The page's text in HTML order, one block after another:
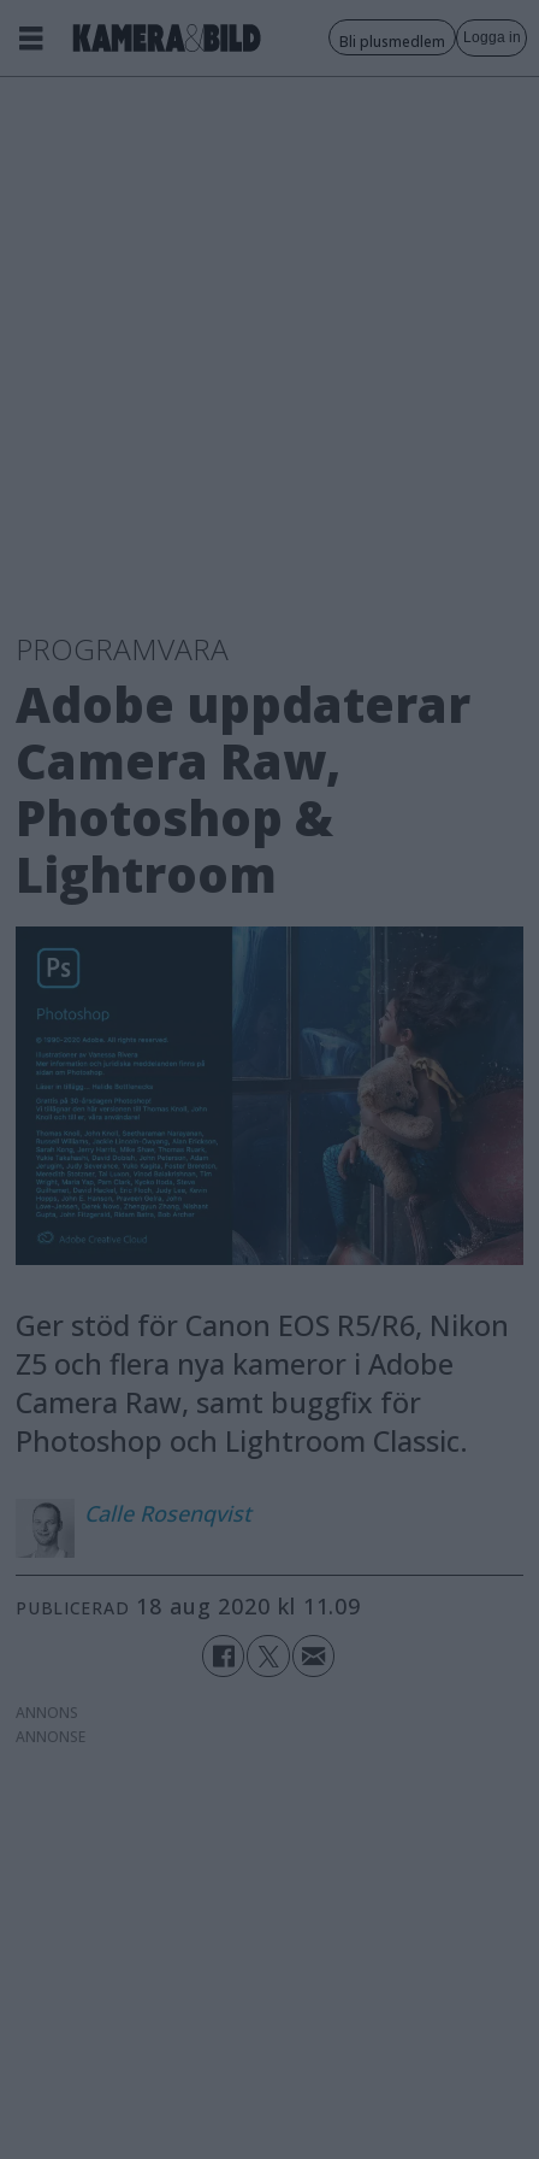
Bli plusmedlem Logga in
PROGRAMVARA
Adobe uppdaterar
Camera Raw,
Photoshop &
Lightroom
Ger stöd för Canon EOS R5/R6, Nikon
Z5 och flera nya kameror i Adobe
Camera Raw, samt buggfix för
Photoshop och Lightroom Classic.
Calle Rosenqvist
PUBLICERAD 18 aug 2020 kl 11.09
ANNONS